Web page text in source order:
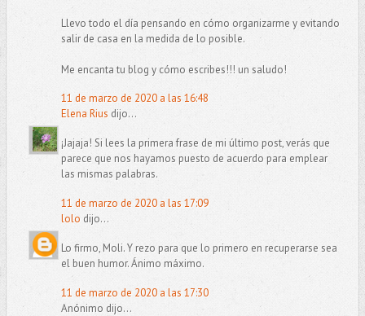
Llevo todo el día pensando en cómo organizarme y evitando
salir de casa en la medida de lo posible.
Me encanta tu blog y cómo escribes!!! un saludo!
11 de marzo de 2020 a las 16:48
Elena Rius dijo...
¡Jajaja! Si lees la primera frase de mi último post, verás que
parece que nos hayamos puesto de acuerdo para emplear
las mismas palabras.
11 de marzo de 2020 a las 17:09
lolo dijo...
Lo firmo, Moli. Y rezo para que lo primero en recuperarse sea
el buen humor. Ánimo máximo.
11 de marzo de 2020 a las 17:30
Anónimo dijo...